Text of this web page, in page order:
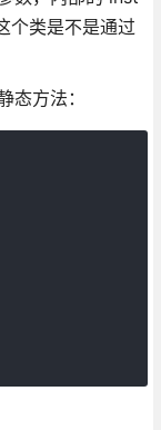
类是不是通过
方法：